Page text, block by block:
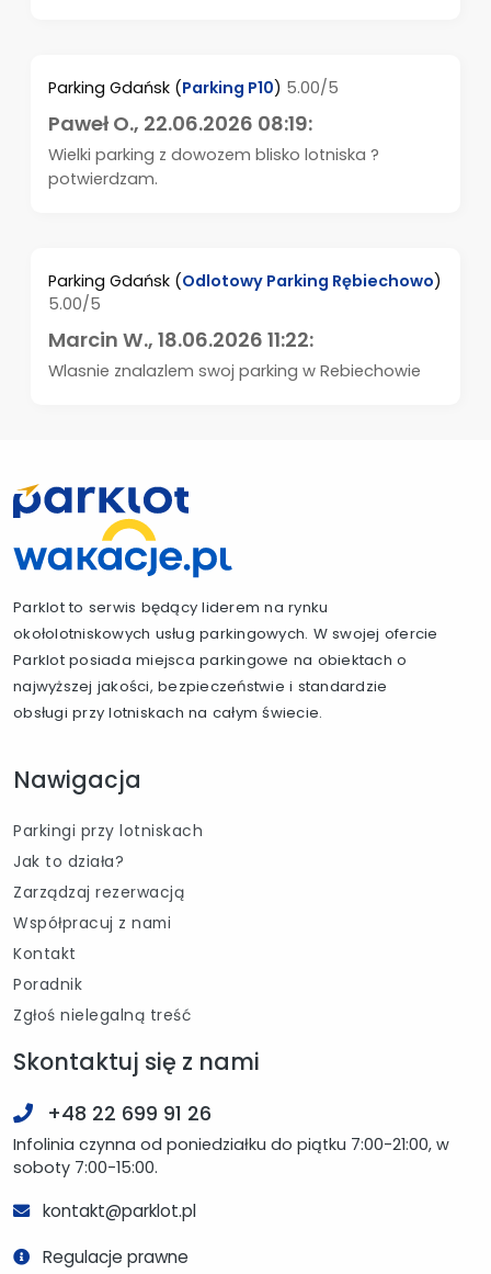
Parking Gdańsk (Parking P10) 5.00/5
Paweł O., 22.06.2026 08:19:
Wielki parking z dowozem blisko lotniska ?
potwierdzam.
Parking Gdańsk (Odlotowy Parking Rębiechowo)
5.00/5
Marcin W., 18.06.2026 11:22:
Wlasnie znalazlem swoj parking w Rebiechowie
Parklot to serwis będący liderem na rynku
okołolotniskowych usług parkingowych. W swojej ofercie
Parklot posiada miejsca parkingowe na obiektach o
najwyższej jakości, bezpieczeństwie i standardzie
obsługi przy lotniskach na całym świecie.
Nawigacja
Parkingi przy lotniskach
Jak to działa?
Zarządzaj rezerwacją
Współpracuj z nami
Kontakt
Poradnik
Zgłoś nielegalną treść
Skontaktuj się z nami
+48 22 699 91 26
Infolinia czynna od poniedziałku do piątku 7:00-21:00, w
soboty 7:00-15:00.
kontakt@parklot.pl
Regulacje prawne